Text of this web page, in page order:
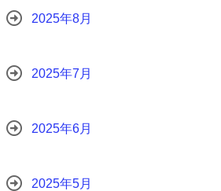
2025年8月
2025年7月
2025年6月
2025年5月